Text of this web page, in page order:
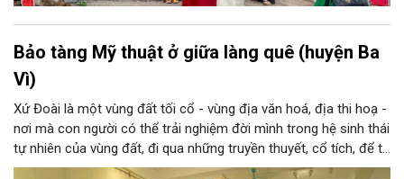
Bảo tàng Mỹ thuật ở giữa làng quê (huyện Ba
Vì)
Xứ Đoài là một vùng đất tối cổ - vùng địa văn hoá, địa thi hoạ -
nơi mà con người có thể trải nghiệm đời mình trong hệ sinh thái
tự nhiên của vùng đất, đi qua những truyền thuyết, cổ tích, để từ
đó tạo nên tâm tính, giọng nói đặc trưng của con người xứ